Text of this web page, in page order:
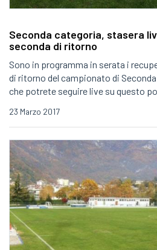
Seconda categoria, stasera
seconda di ritorno
Sono in programma in serata i
di ritorno del campionato di
che potrete seguire live su questo
23 Marzo 2017